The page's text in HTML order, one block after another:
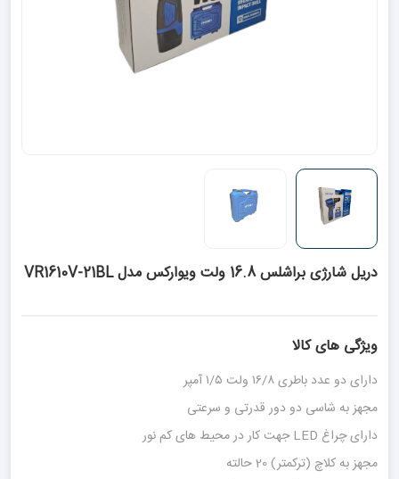
دریل شارژی براشلس 16.8 ولت ویوارکس مدل VR1610V-21BL
ویژگی های کالا
دارای دو عدد باطری ۱۶/۸ ولت ۱/۵ آمپر
مجهز به شاسی دو دور قدرتی و سرعتی
دارای چراغ LED جهت کار در محیط های کم نور
مجهز به کلاچ (ترکمتر) 20 حالته